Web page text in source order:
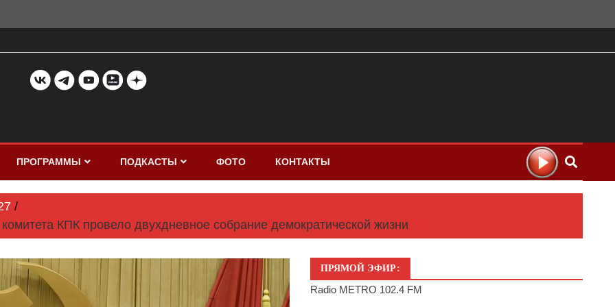
ПРОГРАММЫ ПОДКАСТЫ ФОТО КОНТАКТЫ
КПК провело двухдневное собрание демократической жизни
ПРЯМОЙ ЭФИР:
Radio METRO 102.4 FM